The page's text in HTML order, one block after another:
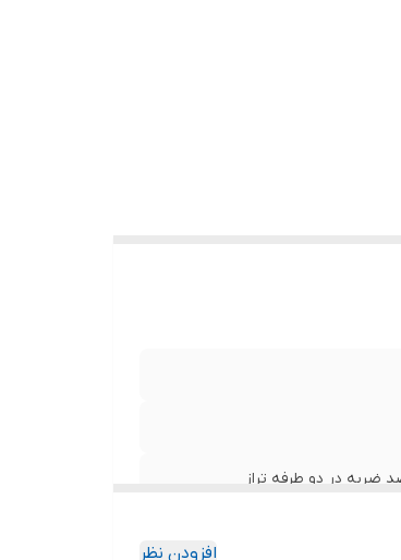
افزودن نظر